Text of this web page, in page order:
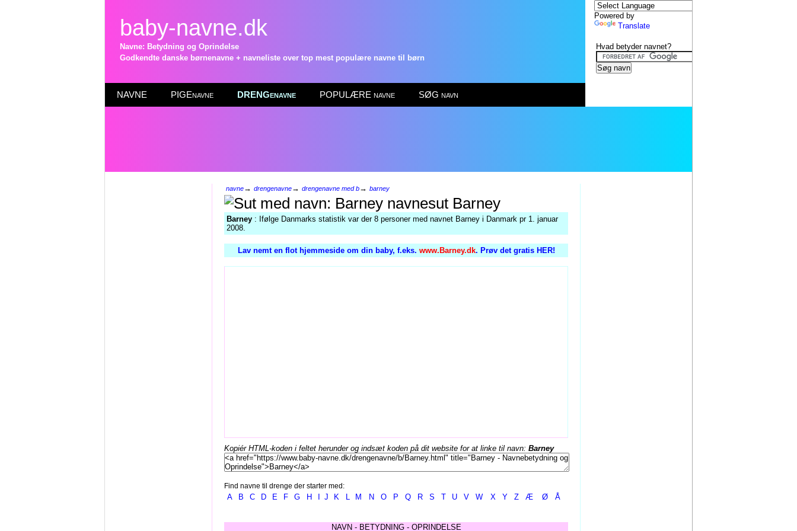
baby-navne.dk
Navne: Betydning og Oprindelse
Godkendte danske børnenavne + navneliste over top mest populære navne til børn
NAVNE PIGEnavne DRENGenavne POPULÆRE navne SØG navn
navne→ drengenavne→ drengenavne med b→ barney
Barney
Barney : Ifølge Danmarks statistik var der 8 personer med navnet Barney i Danmark pr 1. januar
2008.
Lav nemt en flot hjemmeside om din baby, f.eks. www.Barney.dk. Prøv det gratis HER!
Kopiér HTML-koden i feltet herunder og indsæt koden på dit website for at linke til navn: Barney
Find navne til drenge der starter med:
A B C D E F G H J K L M N O P Q R S T U V W X Y Z Æ Ø Å
NAVN - BETYDNING - OPRINDELSE
Powered by
Translate
Hvad betyder navnet?